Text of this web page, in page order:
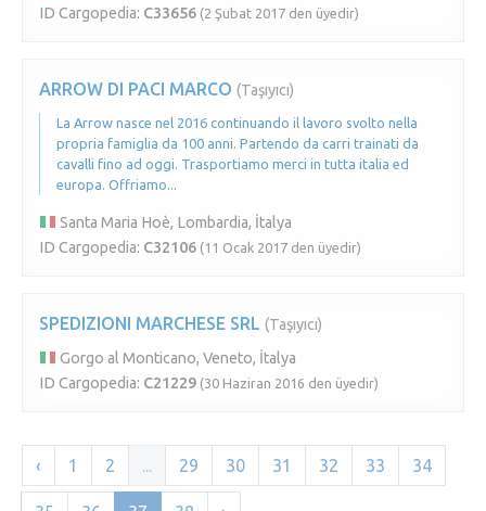
ID Cargopedia: C33656 (2 Şubat 2017 den üyedir)
ARROW DI PACI MARCO (Taşıyıcı)
La Arrow nasce nel 2016 continuando il lavoro svolto nella
propria famiglia da 100 anni. Partendo da carri trainati da
cavalli fino ad oggi. Trasportiamo merci in tutta italia ed
europa. Offriamo...
Santa Maria Hoè, Lombardia, İtalya
ID Cargopedia: C32106 (11 Ocak 2017 den üyedir)
SPEDIZIONI MARCHESE SRL (Taşıyıcı)
Gorgo al Monticano, Veneto, İtalya
ID Cargopedia: C21229 (30 Haziran 2016 den üyedir)
‹ 1 2 ... 29 30 31 32 33 34